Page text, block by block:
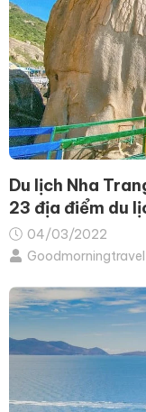
Du lịch Nha
23 địa điểm du
dẫn04/03/2022
Goodmorningtravel